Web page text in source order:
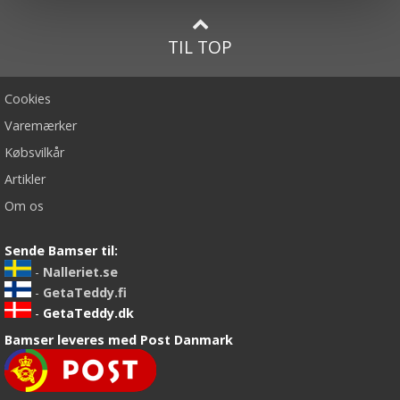
TIL TOP
Cookies
Varemærker
Købsvilkår
Artikler
Om os
Sende Bamser til:
- Nalleriet.se
- GetaTeddy.fi
- GetaTeddy.dk
Bamser leveres med Post Danmark